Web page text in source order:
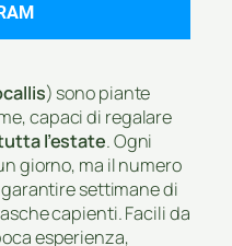
) sono piante
capaci di regalare
l’estate. Ogni
giorno, ma il numero
settimane di
capienti. Facili da
esperienza,